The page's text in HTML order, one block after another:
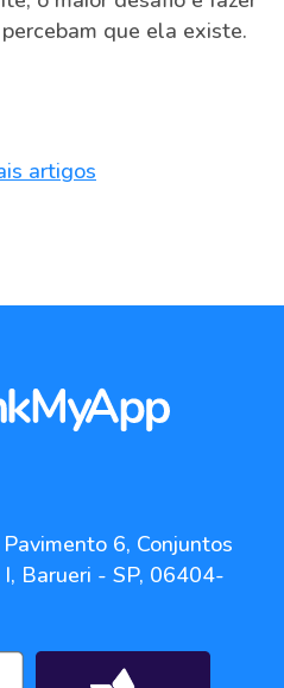
que ela existe.
artigos
6, Conjuntos
Barueri - SP, 06404-